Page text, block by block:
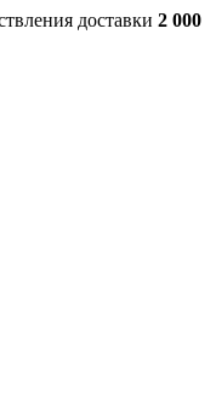
доставки 2 000